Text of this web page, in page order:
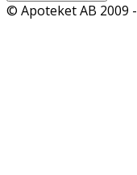
© Apoteket AB 2009 -